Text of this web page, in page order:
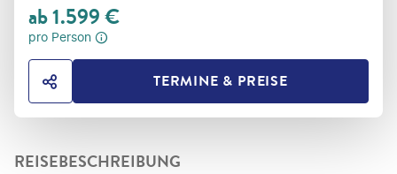
ab1.599€
pro Person
HOTEL TEILENTERMINE & PREISE
REISEBESCHREIBUNG